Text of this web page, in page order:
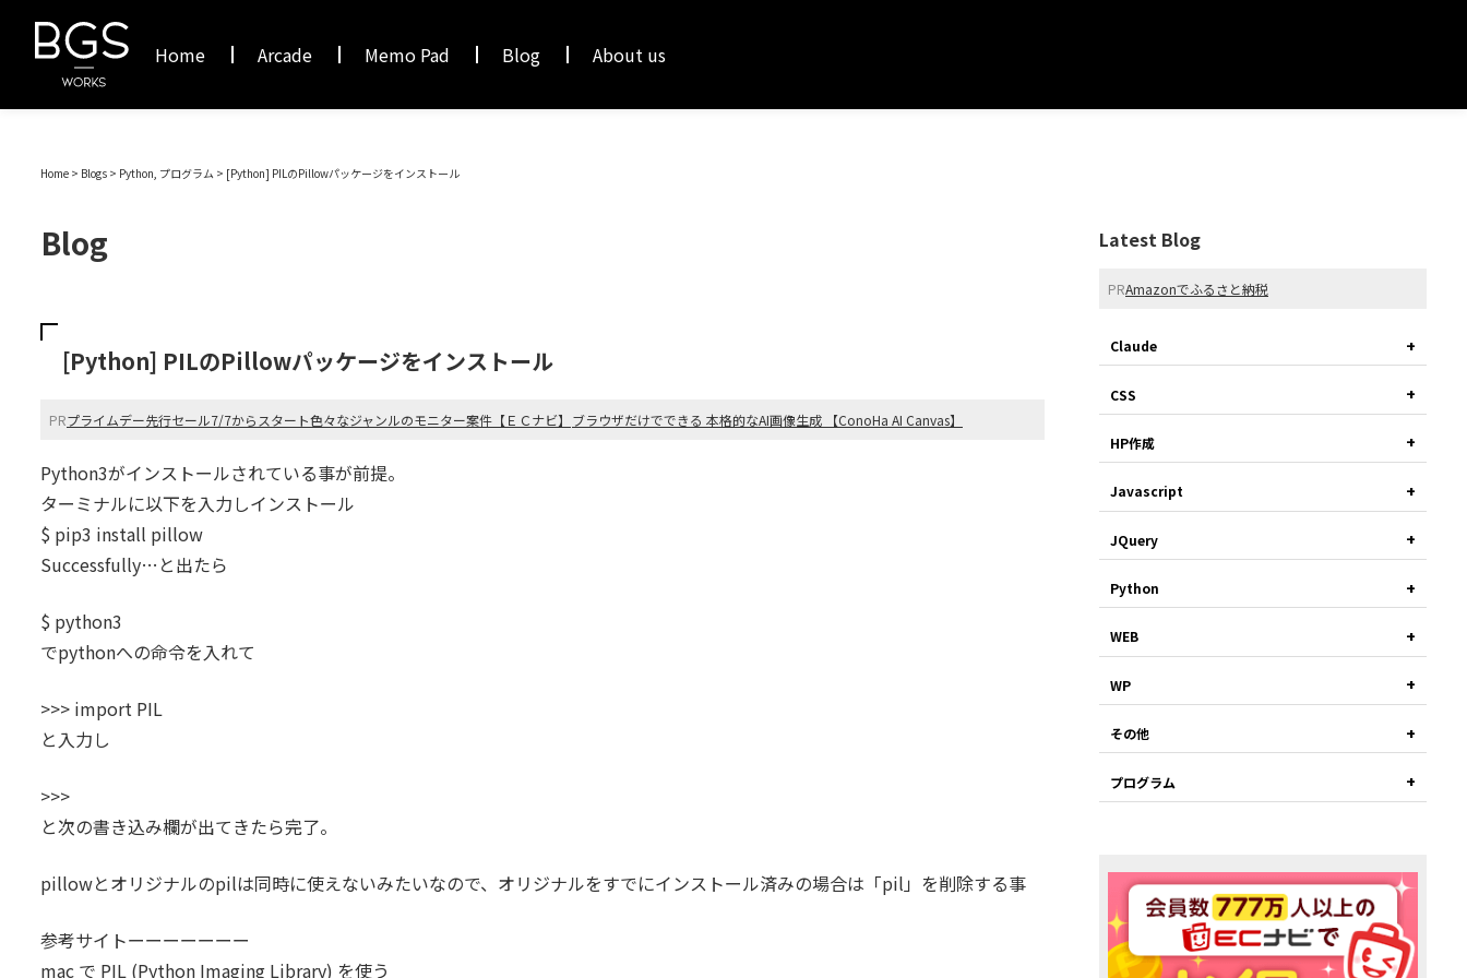
Home Arcade Memo Pad Blog About us
Home > Blogs > Python, プログラム > [Python] PILのPillowパッケージをインストール
Blog
[Python] PILのPillowパッケージをインストール
PRプライムデー先行セール7/7からスタート色々なジャンルのモニター案件【ＥＣナビ】 ブラウザだけでできる 本格的なAI画像生成 【ConoHa AI Canvas】
Python3がインストールされている事が前提。
ターミナルに以下を入力しインストール
$ pip3 install pillow
Successfully…と出たら
$ python3
でpythonへの命令を入れて
>>> import PIL
と入力し
>>>
と次の書き込み欄が出てきたら完了。
pillowとオリジナルのpilは同時に使えないみたいなので、オリジナルをすでにインストール済みの場合は「pil」を削除する事
参考サイトーーーーーーー
mac で PIL (Python Imaging Library) を使う
Latest Blog
PRAmazonでふるさと納税
Claude
CSS
HP作成
Javascript
JQuery
Python
WEB
WP
その他
プログラム